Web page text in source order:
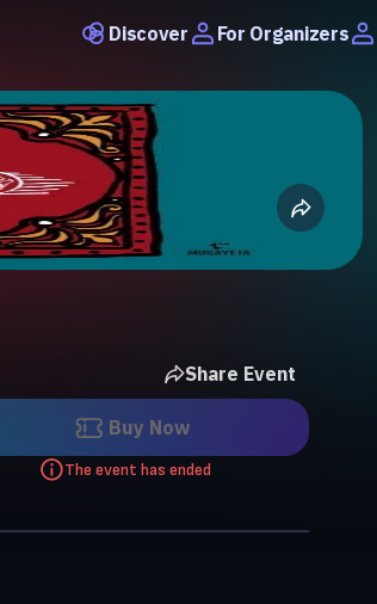
Discover For Organizers
Share Event
Buy Now
The event has ended